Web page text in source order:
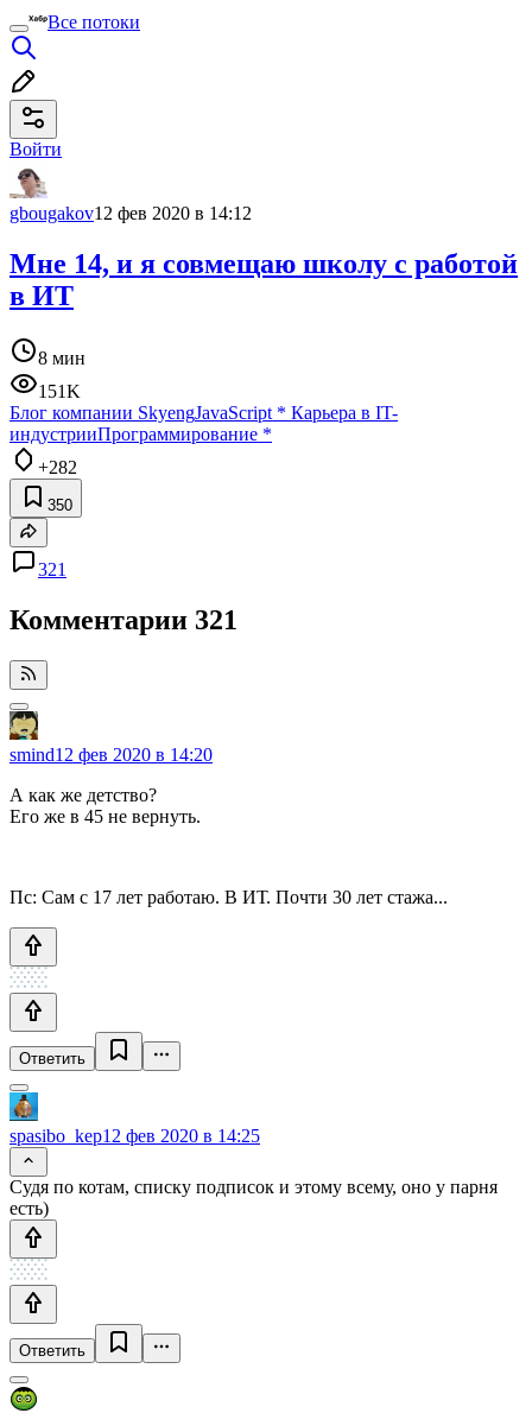
Все потоки
Войти
gbougakov12 фев 2020 в 14:12
Мне 14, и я совмещаю школу с работой
в ИТ
8 мин
151K
Блог компании SkyengJavaScript * Карьера в IT-
индустрииПрограммирование *
+282
350
321
Комментарии 321
smind12 фев 2020 в 14:20
А как же детство?
Его же в 45 не вернуть.
Пс: Сам с 17 лет работаю. В ИТ. Почти 30 лет стажа...
Ответить
spasibo_kep12 фев 2020 в 14:25
Судя по котам, списку подписок и этому всему, оно у парня
есть)
Ответить